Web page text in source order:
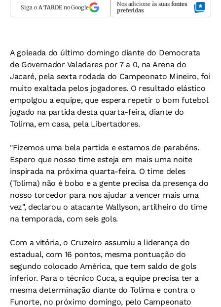
Siga o A TARDEno Google Nos adicione às suas fontes
preferidas
A goleada do último domingo diante do Democrata
de Governador Valadares por 7 a 0, na Arena do
Jacaré, pela sexta rodada do Campeonato Mineiro, foi
muito exaltada pelos jogadores. O resultado elástico
empolgou a equipe, que espera repetir o bom futebol
jogado na partida desta quarta-feira, diante do
Tolima, em casa, pela Libertadores.
"Fizemos uma bela partida e estamos de parabéns.
Espero que nosso time esteja em mais uma noite
inspirada na próxima quarta-feira. O time deles
(Tolima) não é bobo e a gente precisa da presença do
nosso torcedor para nos ajudar a vencer mais uma
vez", declarou o atacante Wallyson, artilheiro do time
na temporada, com seis gols.
Com a vitória, o Cruzeiro assumiu a liderança do
estadual, com 16 pontos, mesma pontuação do
segundo colocado América, que tem saldo de gols
inferior. Para o técnico Cuca, a equipe precisa ter a
mesma determinação diante do Tolima e contra o
Funorte, no próximo domingo, pelo Campeonato